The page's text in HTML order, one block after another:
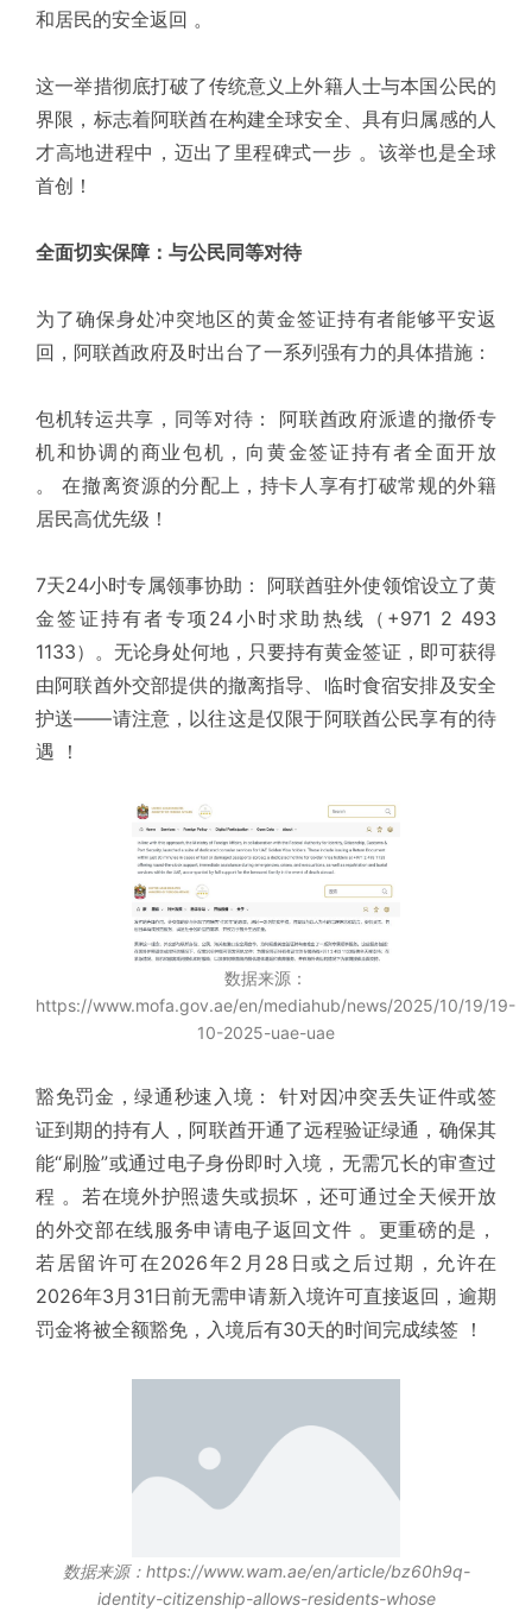
和居民的安全返回 。
这一举措彻底打破了传统意义上外籍人士与本国公民的
界限，标志着阿联酋在构建全球安全、具有归属感的人
才高地进程中，迈出了里程碑式一步 。该举也是全球
首创！
全面切实保障：与公民同等对待
为了确保身处冲突地区的黄金签证持有者能够平安返
回，阿联酋政府及时出台了一系列强有力的具体措施：
包机转运共享，同等对待： 阿联酋政府派遣的撤侨专
机和协调的商业包机，向黄金签证持有者全面开放
。 在撤离资源的分配上，持卡人享有打破常规的外籍
居民高优先级！
7天24小时专属领事协助： 阿联酋驻外使领馆设立了黄
金签证持有者专项24小时求助热线（+971 2 493
1133）。无论身处何地，只要持有黄金签证，即可获得
由阿联酋外交部提供的撤离指导、临时食宿安排及安全
护送——请注意，以往这是仅限于阿联酋公民享有的待
遇 ！
数据来源：
https://www.mofa.gov.ae/en/mediahub/news/2025/10/19/19-
10-2025-uae-uae
豁免罚金，绿通秒速入境： 针对因冲突丢失证件或签
证到期的持有人，阿联酋开通了远程验证绿通，确保其
能“刷脸”或通过电子身份即时入境，无需冗长的审查过
程 。若在境外护照遗失或损坏，还可通过全天候开放
的外交部在线服务申请电子返回文件 。更重磅的是，
若居留许可在2026年2月28日或之后过期，允许在
2026年3月31日前无需申请新入境许可直接返回，逾期
罚金将被全额豁免，入境后有30天的时间完成续签 ！
数据来源：https://www.wam.ae/en/article/bz60h9q-
identity-citizenship-allows-residents-whose